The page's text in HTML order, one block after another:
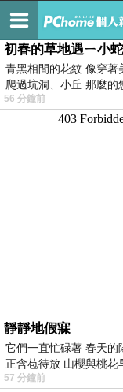
最新文章
初春的草地遇ㄧ小蛇
青黑相間的花紋 像穿著
爬過坑洞、小丘 那麼的
56 分鐘前
靜靜地假寐
它們一直忙碌著 春天的
正含苞待放 山櫻與桃花
57 分鐘前